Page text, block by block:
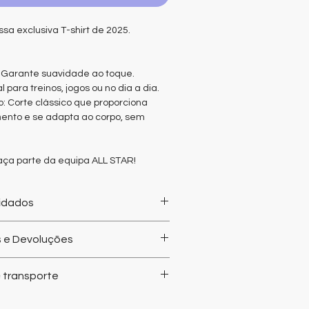
exclusiva T-shirt de 2025.
Garante suavidade ao toque.
para treinos, jogos ou no dia a dia.
Corte clássico que proporciona
e se adapta ao corpo, sem
parte da equipa ALL STAR!
em diversos tamanhos para
e estilos.
e Devoluções
transporte